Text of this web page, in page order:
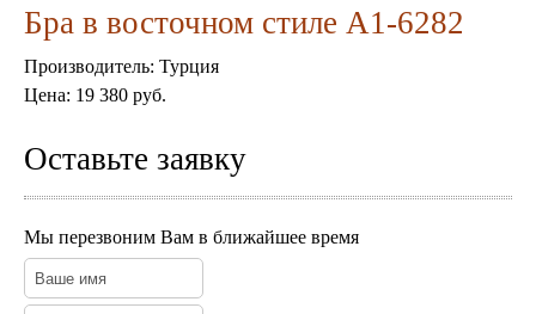
Светильники в хамам
Светильники потолочные
Светильники для кафе и ресторанов
Светильники дизайнерские
Светильники Лофт
Люстры для мечети
Абажуры
Столы и столики
Диваны и кресла
Комоды и тумбы
Пуфы и стулья
Бра в восточном стиле A1-6282
Производитель: Турция
Цена: 19 380 руб.
Оставьте заявку
Мы перезвоним Вам в ближайшее время